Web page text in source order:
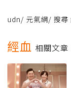
udn/ 元氣網/ 搜尋
經血 相關文章